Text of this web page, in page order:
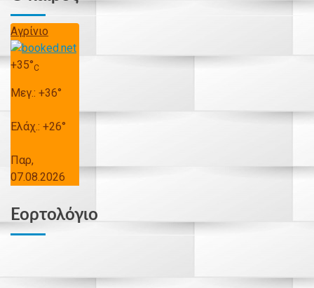
Αγρίνιο
+35°C
Μεγ.: +36°
Ελάχ.: +26°
Παρ,
07.08.2026
Εορτολόγιο